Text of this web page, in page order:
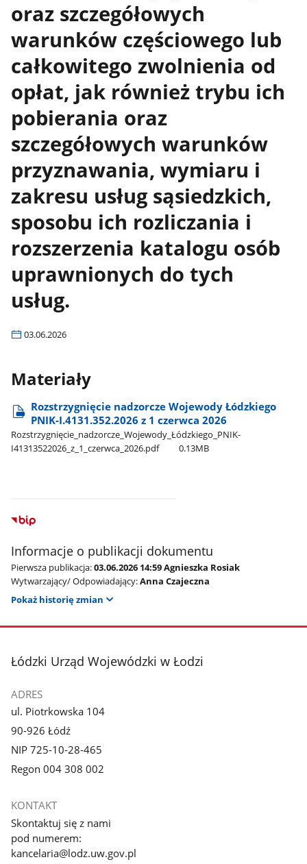
oraz szczegółowych
warunków częściowego lub
całkowitego zwolnienia od
opłat, jak również trybu ich
pobierania oraz
szczegółowych warunków
przyznawania, wymiaru i
zakresu usług sąsiedzkich,
sposobu ich rozliczania i
rozszerzenia katalogu osób
uprawnionych do tych
usług.
03.06.2026
Materiały
Rozstrzygnięcie nadzorcze Wojewody Łódzkiego
PNIK-I.4131.352.2026 z 1 czerwca 2026
Rozstrzygnięcie​_nadzorcze​_Wojewody​_Łódzkiego​_PNIK-
I41313522026​_z​_1​_czerwca​_2026.pdf
0.13MB
Informacje o publikacji dokumentu
Pierwsza publikacja:03.06.2026 14:59 Agnieszka Rosiak
Wytwarzający/ Odpowiadający:Anna Czajeczna
Pokaż historię zmian
stopka
Łódzki Urząd Wojewódzki w Łodzi
ADRES
ul. Piotrkowska 104
90-926 Łódź
NIP 725-10-28-465
Regon 004 308 002
KONTAKT
Skontaktuj się z nami
pod numerem:
kancelaria@lodz.uw.gov.pl